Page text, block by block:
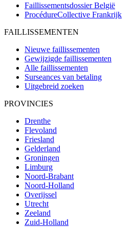
Faillissementsdossier België
ProcédureCollective Frankrijk
FAILLISSEMENTEN
Nieuwe faillissementen
Gewijzigde faillissementen
Alle faillissementen
Surseances van betaling
Uitgebreid zoeken
PROVINCIES
Drenthe
Flevoland
Friesland
Gelderland
Groningen
Limburg
Noord-Brabant
Noord-Holland
Overijssel
Utrecht
Zeeland
Zuid-Holland